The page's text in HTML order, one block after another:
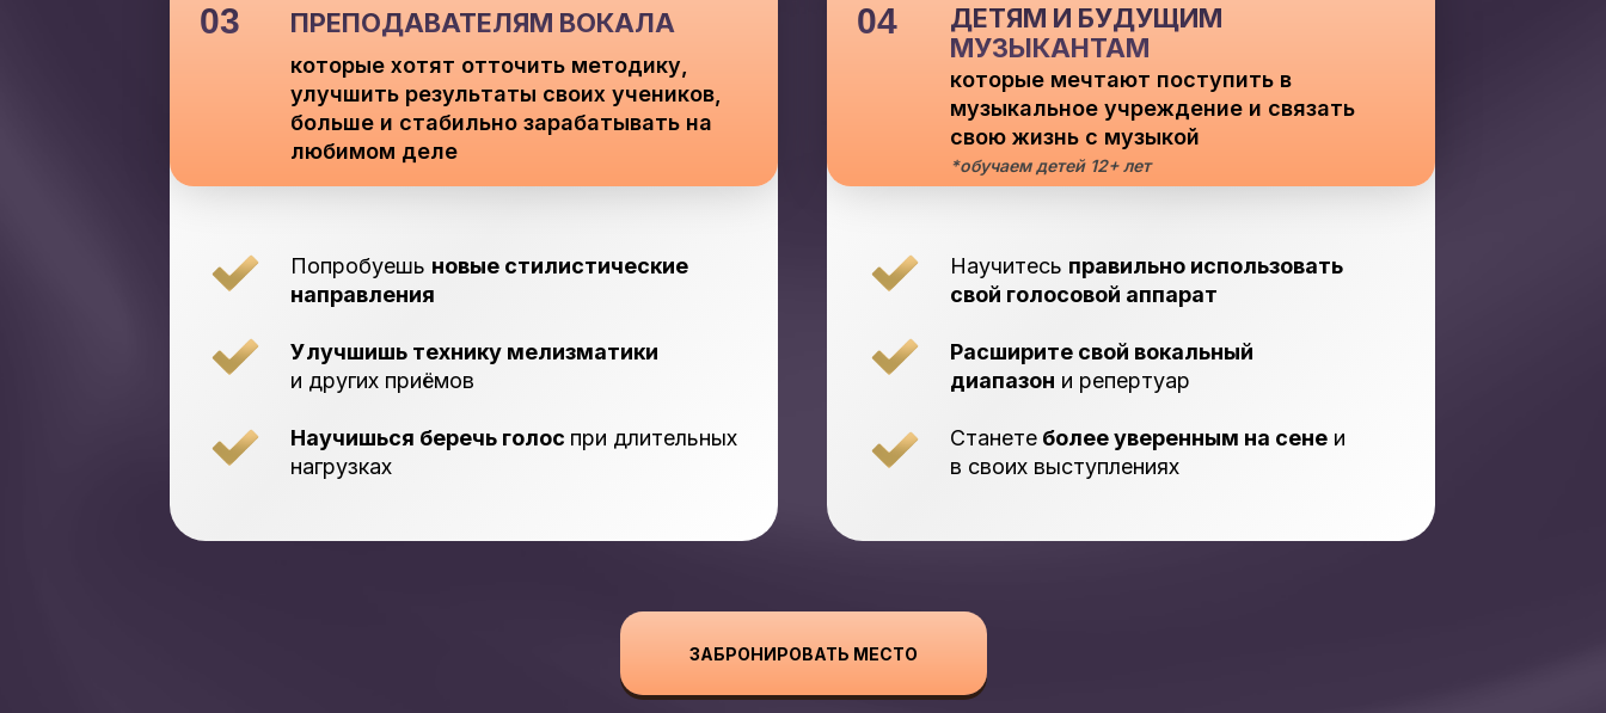
ДЕТЯМ И БУДУЩИМ
МУЗЫКАНТАМ
04
которые мечтают поступить в
музыкальное учреждение и связать
свою жизнь с музыкой
Научитесь правильно использовать
свой голосовой аппарат
Расширите свой вокальный
диапазон и репертуар
Станете более уверенным на сене и
в своих выступлениях
ПРЕПОДАВАТЕЛЯМ ВОКАЛА
03
*обучаем детей 12+ лет
которые хотят отточить методику,
улучшить результаты своих учеников,
больше и стабильно зарабатывать на
любимом деле
Попробуешь новые стилистические
направления
Улучшишь технику мелизматики
и других приёмов
Научишься беречь голос при длительных
нагрузках
ЗАБРОНИРОВАТЬ МЕСТО